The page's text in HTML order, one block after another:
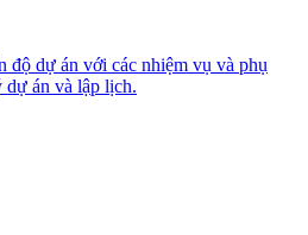
độ dự án với các nhiệm vụ và phụ
dự án và lập lịch.